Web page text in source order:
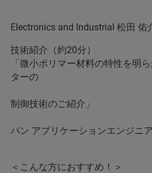
Electronics and Industrial 松田 佑
技術紹介（約20分）
「微小ポリマー材料の特性を明
ターの
nanoDMA
制御技術のご紹介」
ブルカ
パン アプリケーションエンジニア
＜こんな方におすすめ！＞